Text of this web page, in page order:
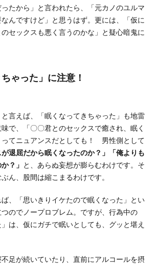
たから」と言われたら、「元カノのユルマ
んですけど」と思うはず。更には、「仮に
セックスも悪く言うのかな」と疑心暗鬼に
ゃった」に注意！
と言えば、「眠くなってきちゃった」も地雷
で、「〇〇君とのセックスで癒され、眠く
ってニュアンスだとしても！ 男性側として
が退屈だから眠くなったのか？」「俺よりも
？」 と、あらぬ妄想が膨らむわけです。そ
ん、股間は縮こまるわけです。
、「思いきりイケたので眠くなった」とい
のでノープロブレム。ですが、行為中の
」は、仮にガチで眠いとしても、グッと堪え
足が続いていたり、直前にアルコールを摂